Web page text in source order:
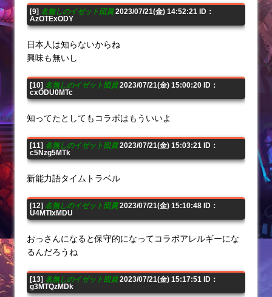
[9] 名無しのイゼット団員2023/07/21(金) 14:52:21 ID：
AzOTExODY
日本人は知らないからね
興味も無いし
[10] 名無しのイゼット団員2023/07/21(金) 15:00:20 ID：
cxODU0MTc
知ってたとしてもコラボはもういいよ
[11] 名無しのイゼット団員2023/07/21(金) 15:03:21 ID：
c5Nzg5MTk
新能力語タイムトラベル
[12] 名無しのイゼット団員2023/07/21(金) 15:10:48 ID：
U4MTIxMDU
おっさんになると保守的になってコラボアレルギーにな
るんだろうね
[13] 名無しのイゼット団員2023/07/21(金) 15:17:51 ID：
g3MTQzMDk